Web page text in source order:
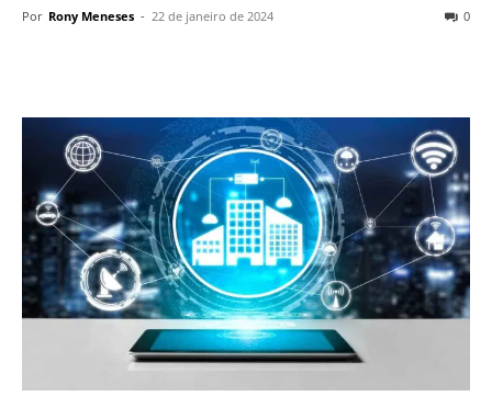
Por Rony Meneses - 22 de janeiro de 2024 0